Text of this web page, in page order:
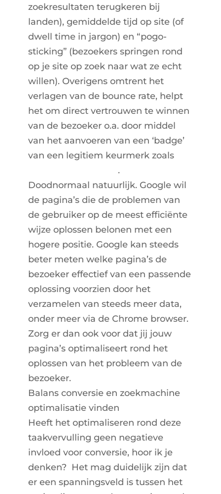
zoekresultaten terugkeren bij
landen), gemiddelde tijd op site (of
dwell time in jargon) en “pogo-
sticking” (bezoekers springen rond
op je site op zoek naar wat ze echt
willen). Overigens omtrent het
verlagen van de bounce rate, helpt
het om direct vertrouwen te winnen
van de bezoeker o.a. door middel
van het aanvoeren van een ‘badge’
van een legitiem keurmerk zoals
.
Doodnormaal natuurlijk. Google wil
de pagina’s die de problemen van
de gebruiker op de meest efficiënte
wijze oplossen belonen met een
hogere positie. Google kan steeds
beter meten welke pagina’s de
bezoeker effectief van een passende
oplossing voorzien door het
verzamelen van steeds meer data,
onder meer via de Chrome browser.
Zorg er dan ook voor dat jij jouw
pagina’s optimaliseert rond het
oplossen van het probleem van de
bezoeker.
Balans conversie en zoekmachine
optimalisatie vinden
Heeft het optimaliseren rond deze
taakvervulling geen negatieve
invloed voor conversie, hoor ik je
denken? Het mag duidelijk zijn dat
er een spanningsveld is tussen het